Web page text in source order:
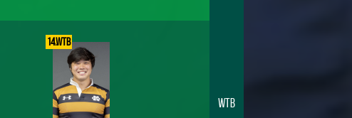
14.WTB
WTB